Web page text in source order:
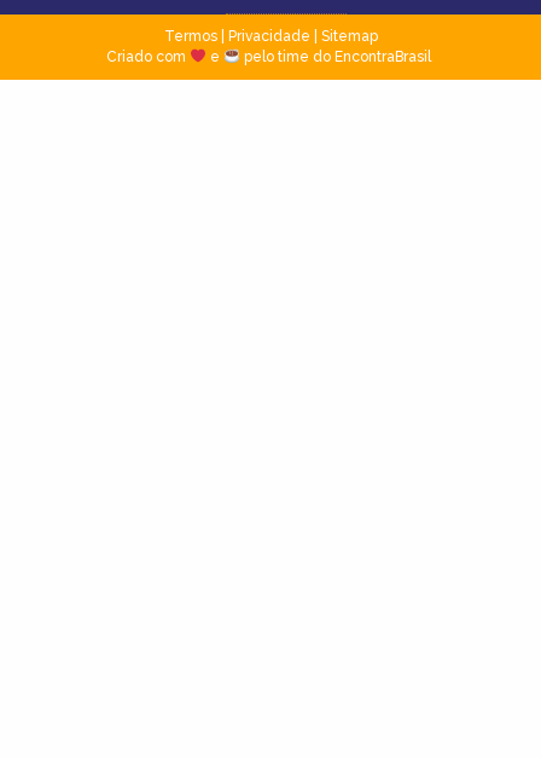
Termos| Privacidade
Sitemap
Criado com
e pelo time do EncontraBrasil